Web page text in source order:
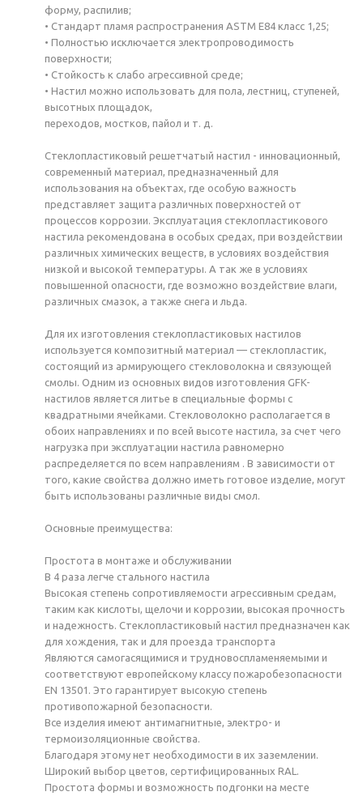
форму, распилив;
• Стандарт пламя распространения ASTM E84 класс 1,25;
• Полностью исключается электропроводимость
поверхности;
• Стойкость к слабо агрессивной среде;
• Настил можно использовать для пола, лестниц, ступеней,
высотных площадок,
переходов, мостков, пайол и т. д.
Стеклопластиковый решетчатый настил - инновационный,
современный материал, предназначенный для
использования на объектах, где особую важность
представляет защита различных поверхностей от
процессов коррозии. Эксплуатация стеклопластикового
настила рекомендована в особых средах, при воздействии
различных химических веществ, в условиях воздействия
низкой и высокой температуры. А так же в условиях
повышенной опасности, где возможно воздействие влаги,
различных смазок, а также снега и льда.
Для их изготовления стеклопластиковых настилов
используется композитный материал — стеклопластик,
состоящий из армирующего стекловолокна и связующей
смолы. Одним из основных видов изготовления GFK-
настилов является литье в специальные формы с
квадратными ячейками. Стекловолокно располагается в
обоих направлениях и по всей высоте настила, за счет чего
нагрузка при эксплуатации настила равномерно
распределяется по всем направлениям . В зависимости от
того, какие свойства должно иметь готовое изделие, могут
быть использованы различные виды смол.
Основные преимущества:
Простота в монтаже и обслуживании
В 4 раза легче стального настила
Высокая степень сопротивляемости агрессивным средам,
таким как кислоты, щелочи и коррозии, высокая прочность
и надежность. Стеклопластиковый настил предназначен как
для хождения, так и для проезда транспорта
Являются самогасящимися и трудновоспламеняемыми и
соответствуют европейскому классу пожаробезопасности
EN 13501. Это гарантирует высокую степень
противопожарной безопасности.
Все изделия имеют антимагнитные, электро- и
термоизоляционные свойства.
Благодаря этому нет необходимости в их заземлении.
Широкий выбор цветов, сертифицированных RAL.
Простота формы и возможность подгонки на месте